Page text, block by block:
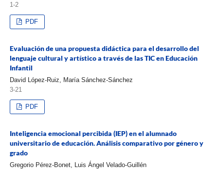
1-2
PDF
Evaluación de una propuesta didáctica para el desarrollo del
lenguaje cultural y artístico a través de las TIC en Educación
Infantil
David López-Ruiz, María Sánchez-Sánchez
3-21
PDF
Inteligencia emocional percibida (IEP) en el alumnado
universitario de educación. Análisis comparativo por género y
grado
Gregorio Pérez-Bonet, Luis Ángel Velado-Guillén